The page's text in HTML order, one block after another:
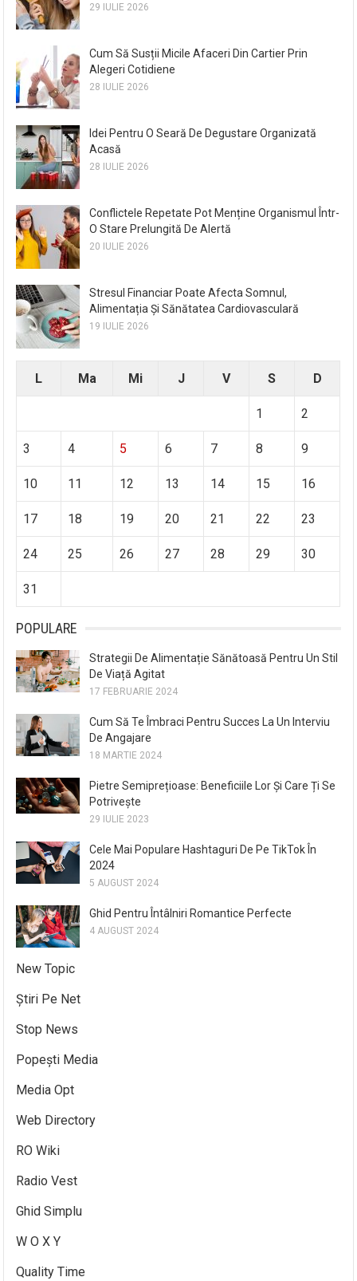
29 IULIE 2026
Cum Să Susții Micile Afaceri Din Cartier Prin
Alegeri Cotidiene
28 IULIE 2026
Idei Pentru O Seară De Degustare Organizată
Acasă
28 IULIE 2026
Conflictele Repetate Pot Menține Organismul Într-
O Stare Prelungită De Alertă
20 IULIE 2026
Stresul Financiar Poate Afecta Somnul,
Alimentația Și Sănătatea Cardiovasculară
19 IULIE 2026
L Ma Mi J V S D
1 2
3 4 5 6 7 8 9
10 11 12 13 14 15 16
17 18 19 20 21 22 23
24 25 26 27 28 29 30
31
POPULARE
Strategii De Alimentație Sănătoasă Pentru Un Stil
De Viață Agitat
17 FEBRUARIE 2024
Cum Să Te Îmbraci Pentru Succes La Un Interviu
De Angajare
18 MARTIE 2024
Pietre Semiprețioase: Beneficiile Lor Și Care Ți Se
Potrivește
29 IULIE 2023
Cele Mai Populare Hashtaguri De Pe TikTok În
2024
5 AUGUST 2024
Ghid Pentru Întâlniri Romantice Perfecte
4 AUGUST 2024
New Topic
Știri Pe Net
Stop News
Popești Media
Media Opt
Web Directory
RO Wiki
Radio Vest
Ghid Simplu
W O X Y
Quality Time